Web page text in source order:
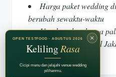
Harga paket wedding
berubah sewaktu-waktu
Untuk update harga
wedding di Ahava Hall
di bawah ini.
×
OPEN TESTFOOD · AGUSTUS 2026
KelilingRasa
Cicipi menu dan jelajahi venue wedding
pilihanmu.